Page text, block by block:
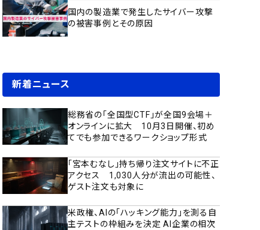
国内の製造業で発生したサイバー攻撃
の被害事例とその原因
新着ニュース
総務省の「全国型CTF」が全国9会場＋
オンラインに拡大 10月3日開催、初め
てでも参加できるワークショップ形式
「宮本むなし」持ち帰り注文サイトに不正
アクセス 1,030人分が流出の可能性、
ゲスト注文も対象に
米政権、AIの「ハッキング能力」を測る自
主テストの枠組みを決定 AI企業の相次